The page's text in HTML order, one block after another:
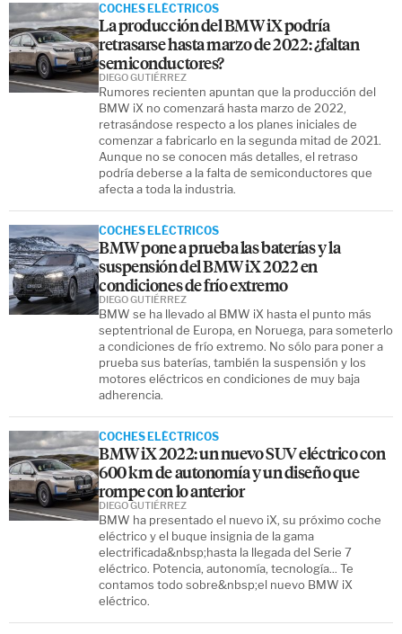
COCHES ELÉCTRICOS
La producción del BMW iX podría
retrasarse hasta marzo de 2022: ¿faltan
semiconductores?
Rumores recienten apuntan que la producción del
BMW iX no comenzará hasta marzo de 2022,
retrasándose respecto a los planes iniciales de
comenzar a fabricarlo en la segunda mitad de 2021.
Aunque no se conocen más detalles, el retraso
podría deberse a la falta de semiconductores que
afecta a toda la industria.
DIEGO GUTIÉRREZ
COCHES ELÉCTRICOS
BMW pone a prueba las baterías y la
suspensión del BMW iX 2022 en
condiciones de frío extremo
BMW se ha llevado al BMW iX hasta el punto más
septentrional de Europa, en Noruega, para someterlo
a condiciones de frío extremo. No sólo para poner a
prueba sus baterías, también la suspensión y los
motores eléctricos en condiciones de muy baja
adherencia.
DIEGO GUTIÉRREZ
COCHES ELÉCTRICOS
BMW iX 2022: un nuevo SUV eléctrico con
600 km de autonomía y un diseño que
rompe con lo anterior
BMW ha presentado el nuevo iX, su próximo coche
eléctrico y el buque insignia de la gama
electrificada&nbsp;hasta la llegada del Serie 7
eléctrico. Potencia, autonomía, tecnología... Te
contamos todo sobre&nbsp;el nuevo BMW iX
eléctrico.
DIEGO GUTIÉRREZ